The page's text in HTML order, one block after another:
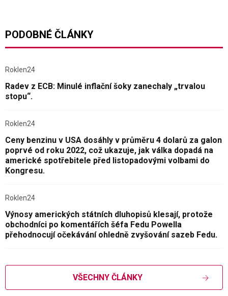
PODOBNÉ ČLÁNKY
Roklen24
Radev z ECB: Minulé inflační šoky zanechaly „trvalou
stopu“.
Roklen24
Ceny benzinu v USA dosáhly v průměru 4 dolarů za galon
poprvé od roku 2022, což ukazuje, jak válka dopadá na
americké spotřebitele před listopadovými volbami do
Kongresu.
Roklen24
Výnosy amerických státních dluhopisů klesají, protože
obchodníci po komentářích šéfa Fedu Powella
přehodnocují očekávání ohledně zvyšování sazeb Fedu.
VŠECHNY ČLÁNKY